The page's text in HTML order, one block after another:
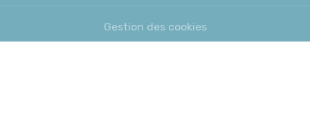
Gestion des cookies